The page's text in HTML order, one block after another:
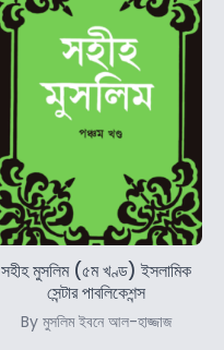
সহীহ মুসলিম (৫ম খণ্ড) ইসলামিক
সেন্টার পাবলিকেশন্স
By মুসলিম ইবনে আল-হাজ্জাজ